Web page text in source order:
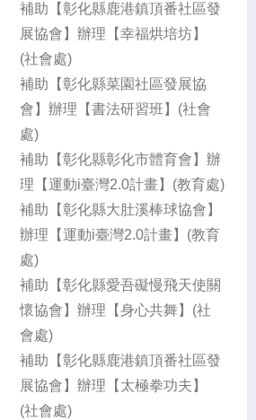
補助【彰化縣鹿港鎮頂番社區發
展協會】辦理【幸福烘培坊】
(社會處)
補助【彰化縣菜園社區發展協
會】辦理【書法研習班】(社會
處)
補助【彰化縣彰化市體育會】辦
理【運動i臺灣2.0計畫】(教育處)
補助【彰化縣大肚溪棒球協會】
辦理【運動i臺灣2.0計畫】(教育
處)
補助【彰化縣愛吾礙慢飛天使關
懷協會】辦理【身心共舞】(社
會處)
補助【彰化縣鹿港鎮頂番社區發
展協會】辦理【太極拳功夫】
(社會處)